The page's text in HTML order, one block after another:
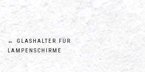
Beitragsnavigation
←
GLASHALTER FÜR
LAMPENSCHIRME